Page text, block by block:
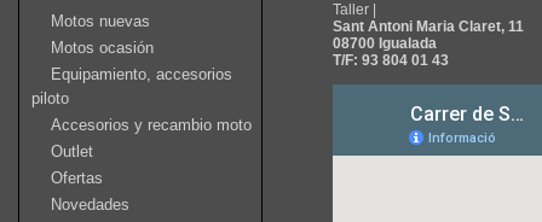
Motos nuevas
Motos ocasión
Equipamiento, accesorios
piloto
Accesorios y recambio moto
Outlet
Ofertas
Novedades
Taller |
Sant Antoni Maria Claret, 11
08700 Igualada
T/F: 93 804 01 43